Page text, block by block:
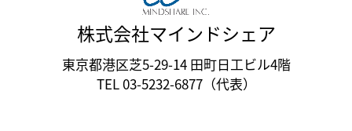
株式会社マインドシェア
東京都港区芝5-29-14 田町日工ビル4階
TEL 03-5232-6877（代表）